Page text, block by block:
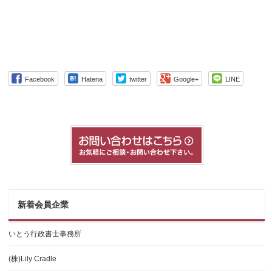
Facebook Hatena twitter Google+ LINE
新着会員企業
いとう行政書士事務所
(株)Lily Cradle